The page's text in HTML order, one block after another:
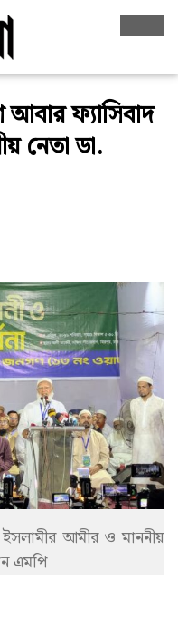
আবার ফ্যাসিবাদ
নেতা ডা.
ইসলামীর আমীর ও মাননীয়
এমপি